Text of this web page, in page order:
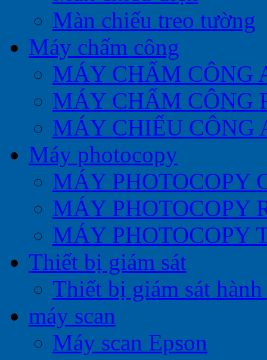
Màn chiếu treo tường
Máy chấm công
MÁY CHẤM CÔNG
MÁY CHẤM CÔNG
MÁY CHIẾU CÔNG
Máy photocopy
MÁY PHOTOCOPY
MÁY PHOTOCOPY
MÁY PHOTOCOPY
Thiết bị giám sát
Thiết bị giám sát
máy scan
Máy scan Epson